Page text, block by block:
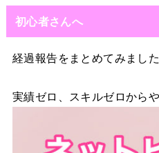
初心者さんへ
経過報告をまとめてみました
実績ゼロ、スキルゼロから